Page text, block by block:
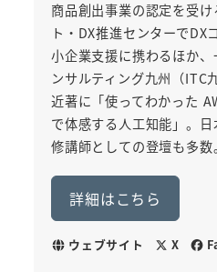
商品創出事業の認定を受
ト・DX推進センターでDX
小企業支援に携わるほか
ンサルティング九州（ITC
近著に「使ってわかった
で体感する人工知能」。
修講師としての登壇も多数。
詳細はこちら
ウェブサイト X